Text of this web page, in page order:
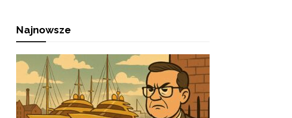
Najnowsze